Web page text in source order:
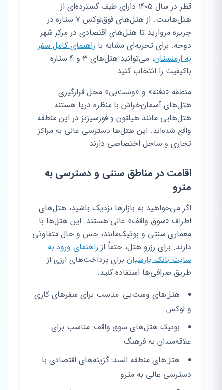
قطر در سال ۱۴۰۵ دارای طیف گسترده‌ای از
هتل‌هاست. از هتل‌های فوق‌لوکس ۷ ستاره در
جزیره مروارید تا هتل‌های اقتصادی در مرکز شهر
دوحه. برای تجربه‌ای مشابه با راهنمای کامل سفر
به ارمنستان
، می‌توانید هتل‌های ۳ و ۴ ستاره
باکیفیت را انتخاب کنید.
منطقه «دفنه» و «وست‌بی» محل قرارگیری
هتل‌های آسمان‌خراش با منظره دریا هستند.
هتل‌هایی مانند هیلتون و فورسیزنز در این منطقه
واقع شده‌اند. این هتل‌ها دسترسی عالی به مراکز
تجاری و ساحل اختصاصی دارند.
اقامت در مناطق سنتی و دسترسی به
مترو
اگر می‌خواهید به بازارها نزدیک باشید، هتل‌های
اطراف «سوق واقف» عالی هستند. این هتل‌ها با
معماری سنتی و بوتیک‌مانند، حس و حال متفاوتی
دارند. برای رزرو هتل، حتماً از راهنمای ورود به
سایت بانک پارسیان برای پرداخت‌های ارزی از
طریق صرافی‌ها استفاده کنید.
هتل‌های وست‌بی: مناسب برای سفرهای کاری
و لوکس
بوتیک هتل‌های سوق واقف: مناسب برای
علاقه‌مندان به فرهنگ
هتل‌های منطقه السد: گزینه‌های اقتصادی با
دسترسی عالی به مترو